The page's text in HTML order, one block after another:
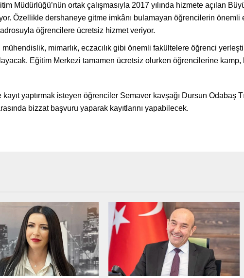
Müdürlüğü’nün ortak çalışmasıyla 2017 yılında hizmete açılan
Özellikle dershaneye gitme imkânı bulamayan öğrencilerin önemli
öğrencilere ücretsiz hizmet veriyor.
mühendislik, mimarlık, eczacılık gibi önemli fakültelere öğrenci
Eğitim Merkezi tamamen ücretsiz olurken öğrencilerine
yaptırmak isteyen öğrenciler Semaver kavşağı Dursun Odabaş
bizzat başvuru yaparak kayıtlarını yapabilecek.